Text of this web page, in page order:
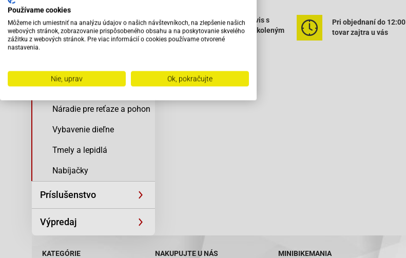
Náradie na variator a
spojku
Náradie na motor a spojku
Náradie pre reťaze a pohon
Vybavenie dieľne
Tmely a lepidlá
Nabíjačky
Príslušenstvo
Výpredaj
Vybavený servis s
odborným vyškoleným
personálom
Pri objednaní do 12:00
tovar zajtra u vás
KATEGÓRIE NAKUPUJTE U NÁS MINIBIKEMANIA
Používame cookies
Môžeme ich umiestniť na analýzu údajov o našich návštevníkoch, na zlepšenie našich
webových stránok, zobrazovanie prispôsobeného obsahu a na poskytovanie skvelého
zážitku z webových stránok. Pre viac informácií o cookies používame otvorené
nastavenia.
Nie, uprav Ok, pokračujte